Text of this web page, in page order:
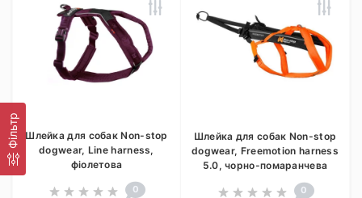
Фільтр Шлейка для собак Non-stop
dogwear, Line harness,
фіолетова
0
Шлейка для собак Non-stop
dogwear, Freemotion harness
5.0, чорно-помаранчева
0